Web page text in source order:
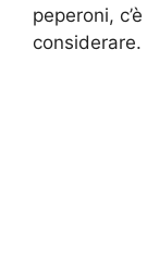
peperoni,
considerare.